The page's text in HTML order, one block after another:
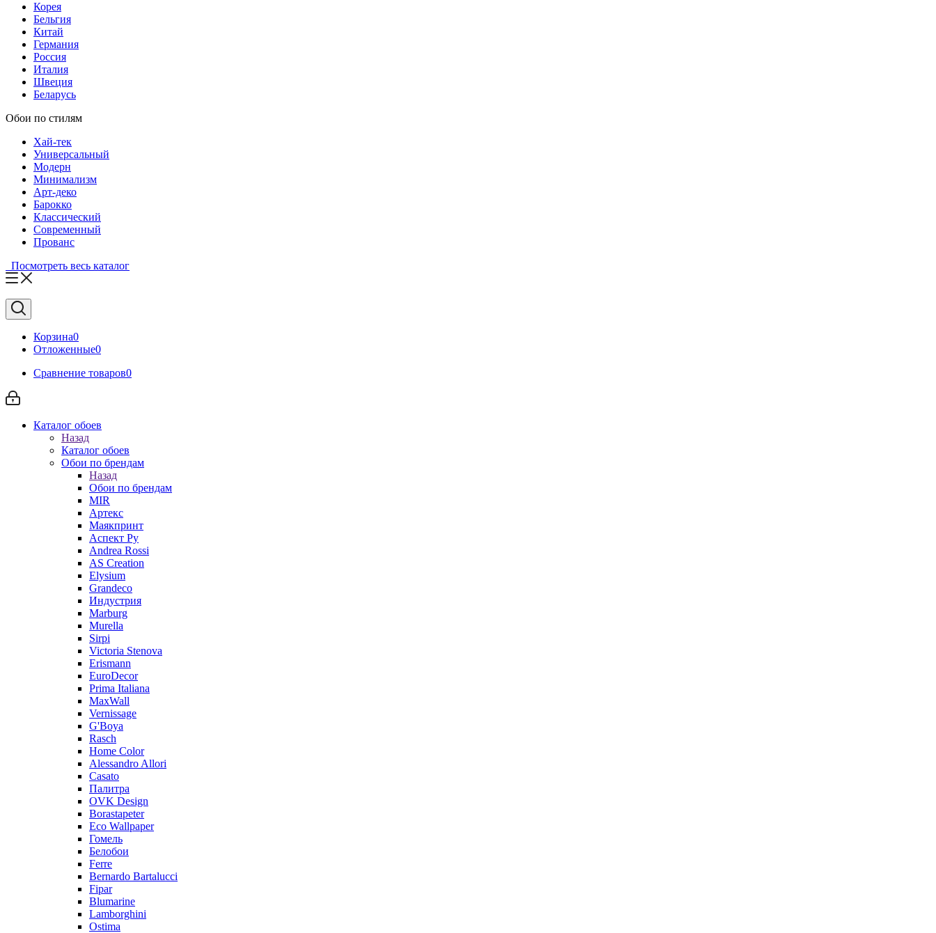
Корея
Бельгия
Китай
Германия
Россия
Италия
Швеция
Беларусь
Обои по стилям
Хай-тек
Универсальный
Модерн
Минимализм
Арт-деко
Барокко
Классический
Современный
Прованс
Посмотреть весь каталог
Корзина0
Отложенные0
Сравнение товаров0
Каталог обоев
Назад
Каталог обоев
Обои по брендам
Назад
Обои по брендам
MIR
Артекс
Маякпринт
Аспект Ру
Andrea Rossi
AS Creation
Elysium
Grandeco
Индустрия
Marburg
Murella
Sirpi
Victoria Stenova
Erismann
EuroDecor
Prima Italiana
MaxWall
Vernissage
G'Boya
Rasch
Home Color
Alessandro Allori
Casato
Палитра
OVK Design
Borastapeter
Eco Wallpaper
Гомель
Белобои
Ferre
Bernardo Bartalucci
Fipar
Blumarine
Lamborghini
Ostima